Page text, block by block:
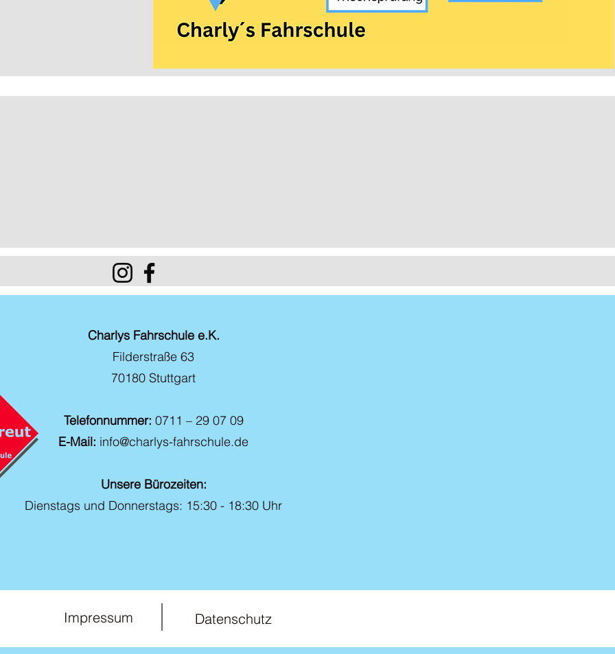
Charlys Fahrschule e.K.
Filderstraße 63
70180 Stuttgart
Telefonnummer: 0711 – 29 07 09
E-Mail: info@charlys-fahrschule.de
Unsere Bürozeiten:
Dienstags und Donnerstags: 15:30 - 18:30 Uhr
Impressum Datenschutz